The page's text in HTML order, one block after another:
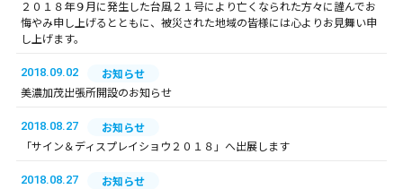
２０１８年９月に発生した台風２１号により亡くなられた方々に謹んでお
悔やみ申し上げるとともに、被災された地域の皆様には心よりお見舞い申
し上げます。
2018.09.02
お知らせ
美濃加茂出張所開設のお知らせ
2018.08.27
お知らせ
「サイン＆ディスプレイショウ２０１８」へ出展します
2018.08.27
お知らせ